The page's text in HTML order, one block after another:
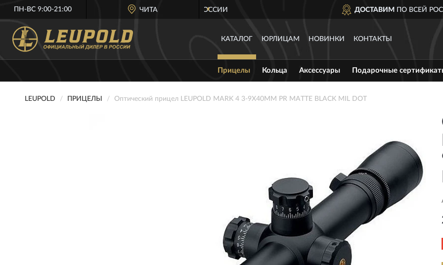
ПН-ВС 9:00-21:00 ЧИТА
ОФИЦИАЛЬНЫЙ ДИЛЕР LEUPOLD В РОССИИ ПО ВСЕЙ РОССИИ
КАТАЛОГ ЮРЛИЦАМ НОВИНКИ КОНТАКТЫ
Прицелы Кольца Аксессуары Подарочные
LEUPOLD ПРИЦЕЛЫ Оптический прицел LEUPOLD MARK 4 3-9X40MM PR MATTE BLACK MIL DOT